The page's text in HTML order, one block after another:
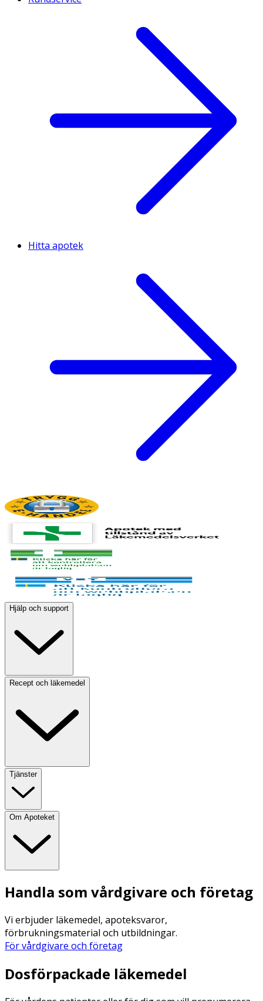
Hitta apotek
Hjälp och support
Recept och läkemedel
Tjänster
Om Apoteket
Handla som vårdgivare och företag
Vi erbjuder läkemedel, apoteksvaror,
förbrukningsmaterial och utbildningar.
För vårdgivare och företag
Dosförpackade läkemedel